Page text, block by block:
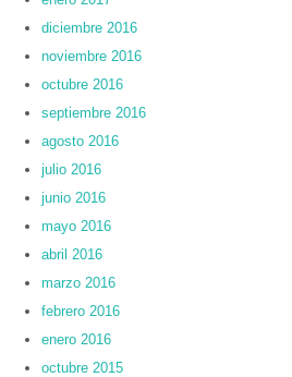
diciembre 2016
noviembre 2016
octubre 2016
septiembre 2016
agosto 2016
julio 2016
junio 2016
mayo 2016
abril 2016
marzo 2016
febrero 2016
enero 2016
octubre 2015